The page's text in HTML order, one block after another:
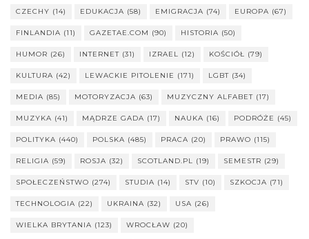
CZECHY (14) EDUKACJA (58) EMIGRACJA (74) EUROPA (67)
FINLANDIA (11) GAZETAE.COM (90) HISTORIA (50)
HUMOR (26) INTERNET (31) IZRAEL (12) KOŚCIÓŁ (79)
KULTURA (42) LEWACKIE PITOLENIE (171) LGBT (34)
MEDIA (85) MOTORYZACJA (63) MUZYCZNY ALFABET (17)
MUZYKA (41) MĄDRZE GADA (17) NAUKA (16) PODRÓŻE (45)
POLITYKA (440) POLSKA (485) PRACA (20) PRAWO (115)
RELIGIA (59) ROSJA (32) SCOTLAND.PL (19) SEMESTR (29)
SPOŁECZEŃSTWO (274) STUDIA (14) STV (10) SZKOCJA (71)
TECHNOLOGIA (22) UKRAINA (32) USA (26)
WIELKA BRYTANIA (123) WROCŁAW (20)